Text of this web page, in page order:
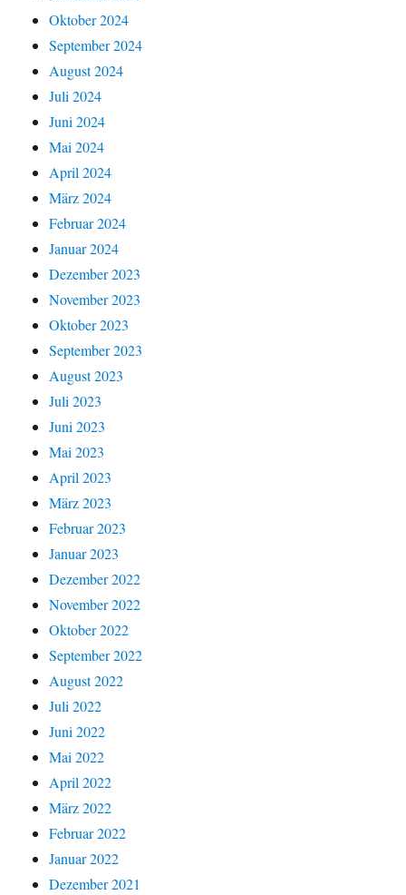
Oktober 2024
September 2024
August 2024
Juli 2024
Juni 2024
Mai 2024
April 2024
März 2024
Februar 2024
Januar 2024
Dezember 2023
November 2023
Oktober 2023
September 2023
August 2023
Juli 2023
Juni 2023
Mai 2023
April 2023
März 2023
Februar 2023
Januar 2023
Dezember 2022
November 2022
Oktober 2022
September 2022
August 2022
Juli 2022
Juni 2022
Mai 2022
April 2022
März 2022
Februar 2022
Januar 2022
Dezember 2021